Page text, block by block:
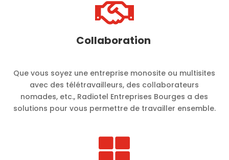

Collaboration
Que vous soyez une entreprise monosite ou multisites
avec des télétravailleurs, des collaborateurs
nomades, etc., Radiotel Entreprises Bourges a des
solutions pour vous permettre de travailler ensemble.
